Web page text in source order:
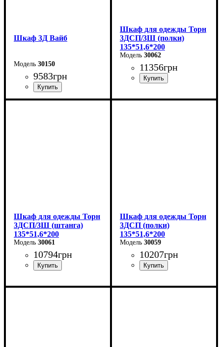
Шкаф 3Д Вайб
30150
9583грн
Шкаф для одежды Торн
3ДСП/3Ш (полки)
135*51,6*200
30062
11356грн
Ширина: 135 см
Шкаф для одежды Торн
3ДСП/3Ш (штанга)
135*51,6*200
30061
10794грн
Ширина: 135 см
Шкаф для одежды Торн
3ДСП (полки)
135*51,6*200
30059
10207грн
Ширина: 135 см